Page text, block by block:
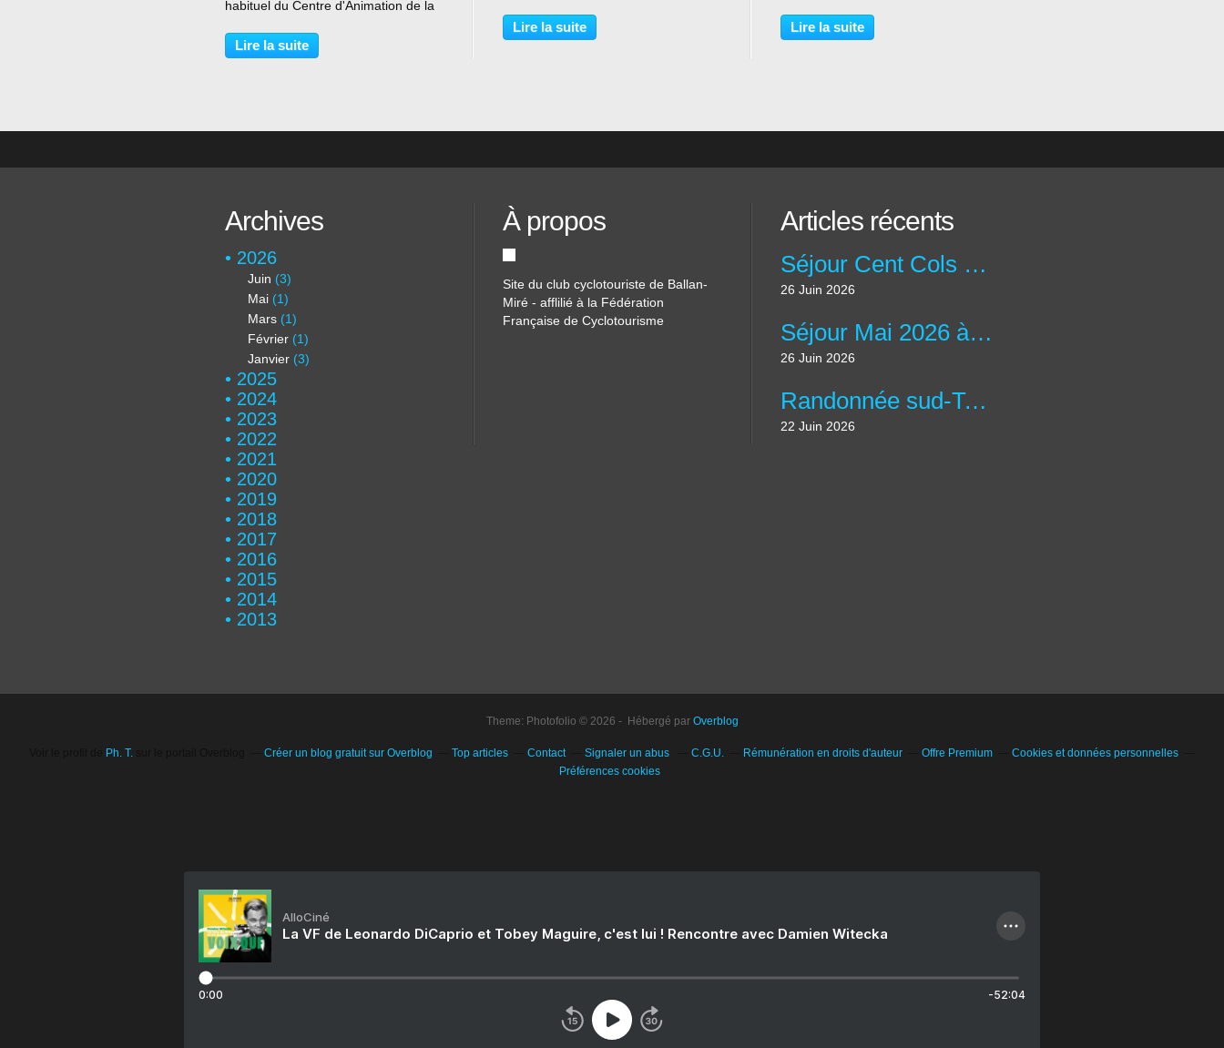
habituel du Centre d'Animation de la
du VTT, les circuits nous mèneront
vers l'ouest, 32, 44 ou 51 km Et des
Lire la suite
Lire la suite
proches. Et pourtant 2021 a été riche
en randonnées, séjours, rencontres,
Lire la suite
Archives
2026
Juin (3)
Mai (1)
Mars (1)
Février (1)
Janvier (3)
2025
2024
2023
2022
2021
2020
2019
2018
2017
2016
2015
2014
2013
À propos
Site du club cyclotouriste de Ballan-
Miré - afflilié à la Fédération
Française de Cyclotourisme
Articles récents
Séjour Cent Cols en Ardèche - Juin 2026
26 Juin 2026
Séjour Mai 2026 à Treffiagat
26 Juin 2026
Randonnée sud-Touraine 2026
22 Juin 2026
Theme: Photofolio © 2026 - Hébergé par Overblog
Ph. T. Créer un blog gratuit sur Overblog Top articles Contact Signaler un abus C.G.U. Rémunération en droits d'auteur Offre Premium
Cookies et données personnelles
Préférences cookies
AlloCiné
La VF de Leonardo DiCaprio et Tobey Maguire, c'est lui ! Rencontre avec Damien Witecka
0:00 -52:04